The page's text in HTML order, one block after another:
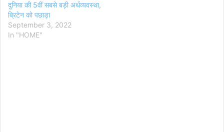
दुनिया की 5वीं सबसे बड़ी अर्थव्यवस्था,
ब्रिटेन को पछाड़ा
September 3, 2022
In "HOME"